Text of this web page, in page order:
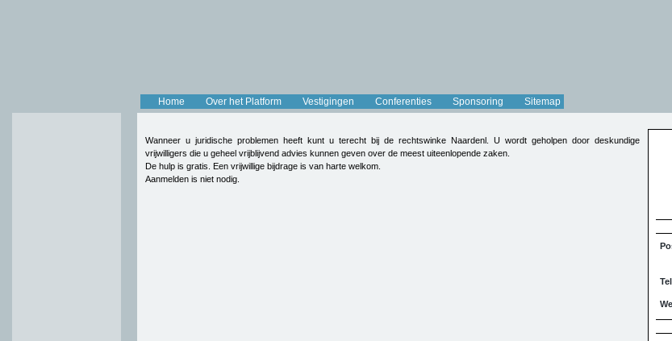
Home Over het Platform Vestigingen Conferenties Sponsoring Sitemap
Wanneer u juridische problemen heeft kunt u terecht bij de rechtswinke Naardenl. U wordt geholpen door deskundige
vrijwilligers die u geheel vrijblijvend advies kunnen geven over de meest uiteenlopende zaken.
De hulp is gratis. Een vrijwillige bijdrage is van harte welkom.
Aanmelden is niet nodig.